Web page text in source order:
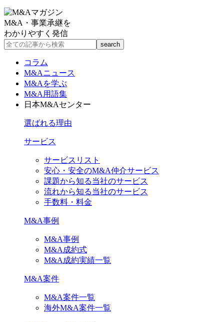
M&A・事業承継を
わかりやすく発信
コラム
M&Aニュース
M&Aを学ぶ
M&A用語集
日本M&Aセンター
選ばれる理由
サービス
サービスリスト
安心・安全のM&A仲介サービス
課題から知る当社のサービス
流れから知る当社のサービス
手数料・料金
M&A事例
M&A事例
M&A成約式
M&A成約実績一覧
M&A案件
M&A案件一覧
海外M&A案件一覧